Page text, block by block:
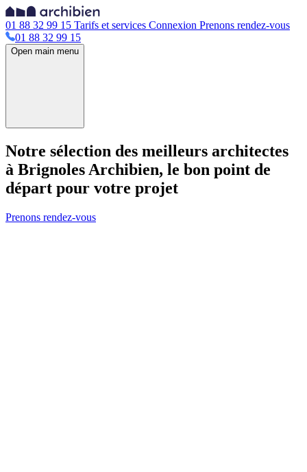
01 88 32 99 15 Tarifs et services Connexion Prenons rendez-vous
01 88 32 99 15
Open main menu
Notre sélection des meilleurs architectes
à Brignoles Archibien, le bon point de
départ pour votre projet
Prenons rendez-vous